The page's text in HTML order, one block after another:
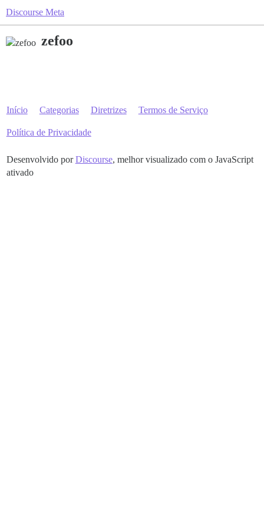
Discourse Meta
zefoo
Início Categorias Diretrizes Termos de Serviço
Política de Privacidade
Desenvolvido porDiscourse, melhor visualizado com o JavaScript
ativado